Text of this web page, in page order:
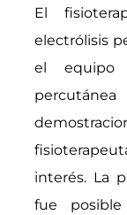
El
electrólisis
el equipo
interés. La
fue